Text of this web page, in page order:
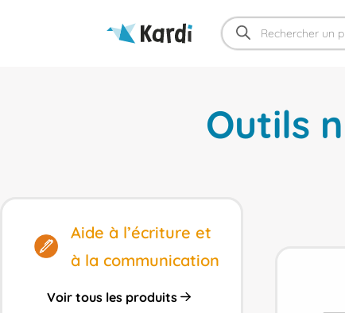
Recherche
de
produits
Outils
Aide à l’écriture et
à la communication
Voir tous les produits